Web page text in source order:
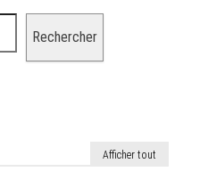
Rechercher
Afficher tout